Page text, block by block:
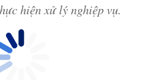
hiện xử lý nghiệp vụ.